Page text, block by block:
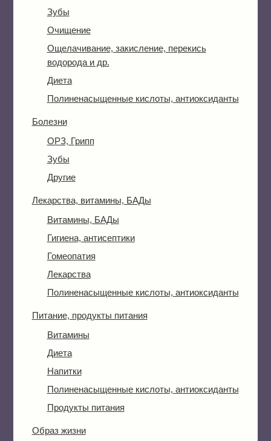
Зубы
Очищение
Ощелачивание, закисление, перекись
водорода и др.
Диета
Полиненасыщенные кислоты, антиоксиданты
Болезни
ОРЗ, Грипп
Зубы
Другие
Лекарства, витамины, БАДы
Витамины, БАДы
Гигиена, антисептики
Гомеопатия
Лекарства
Полиненасыщенные кислоты, антиоксиданты
Питание, продукты питания
Витамины
Диета
Напитки
Полиненасыщенные кислоты, антиоксиданты
Продукты питания
Образ жизни